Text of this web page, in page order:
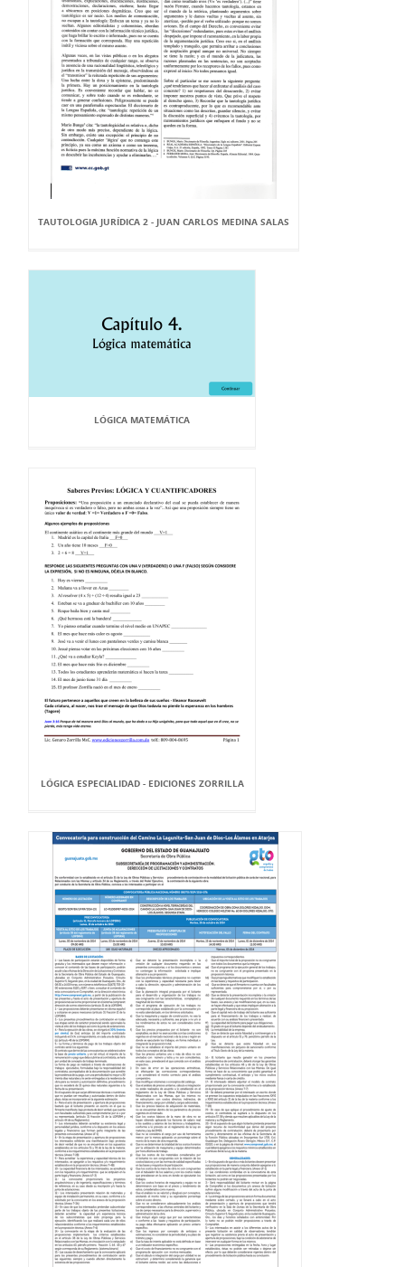
TAUTOLOGIA JURÍDICA 2 - JUAN CARLOS MEDINA SALAS
LÓGICA MATEMÁTICA
LÓGICA ESPECIALIDAD - EDICIONES ZORRILLA